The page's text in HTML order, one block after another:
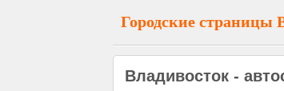
Городские страницы
Владивосток -